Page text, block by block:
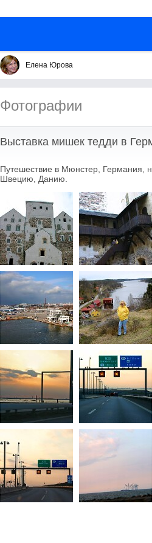
Елена Юрова
Фотографии
Выставка мишек тедди в
Путешествие в Мюнстер, Германия,
Швецию, Данию.